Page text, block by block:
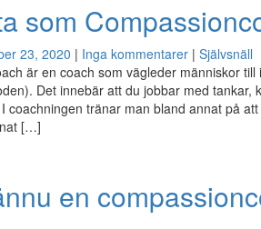
som
23, 2020 | Inga kommentarer | Självsnäll
är en coach som vägleder människor
Det innebär att du jobbar med
coachningen tränar man bland annat på
[…]
en